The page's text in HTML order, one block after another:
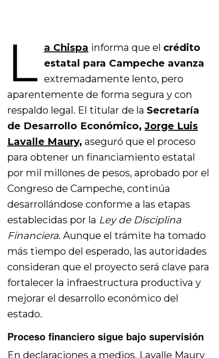
L a Chispa informa que el crédito
estatal para Campeche avanza
extremadamente lento, pero
aparentemente de forma segura y con
respaldo legal. El titular de laSecretaría
de Desarrollo Económico,Jorge Luis
Lavalle Maury, aseguró que el proceso
para obtener un financiamiento estatal
por mil millones de pesos, aprobado por el
Congreso de Campeche, continúa
desarrollándose conforme a las etapas
establecidas por la Ley de Disciplina
Financiera. Aunque el trámite ha tomado
más tiempo del esperado, las autoridades
consideran que el proyecto será clave para
fortalecer la infraestructura productiva y
mejorar el desarrollo económico del
estado.
Proceso financiero sigue bajo supervisión
En declaraciones a medios, Lavalle Maury